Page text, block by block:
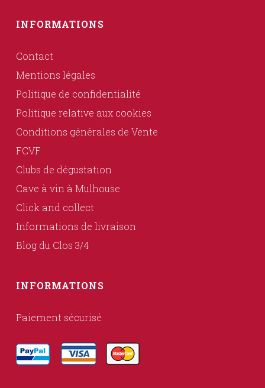
INFORMATIONS
Contact
Mentions légales
Politique de confidentialité
Politique relative aux cookies
Conditions générales de Vente
FCVF
Clubs de dégustation
Cave à vin à Mulhouse
Click and collect
Informations de livraison
Blog du Clos 3/4
INFORMATIONS
Paiement sécurisé